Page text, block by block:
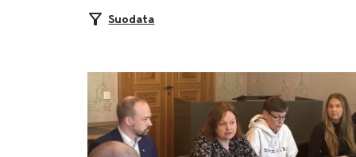
Suodata